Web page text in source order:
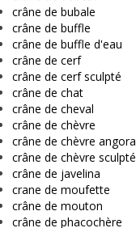
crâne de bubale
crâne de buffle
crâne de buffle d'eau
crâne de cerf
crâne de cerf sculpté
crâne de chat
crâne de cheval
crâne de chèvre
crâne de chèvre angora
crâne de chèvre sculpté
crâne de javelina
crane de moufette
crâne de mouton
crâne de phacochère